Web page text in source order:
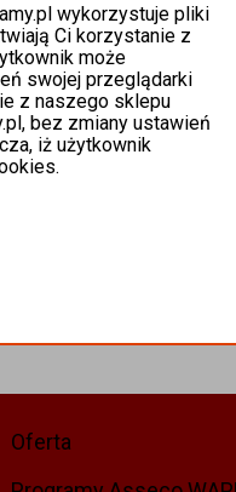
Oferta
wykorzystuje pliki
Ci korzystanie z
może
swojej przeglądarki
z naszego sklepu
bez zmiany ustawień
iż użytkownik